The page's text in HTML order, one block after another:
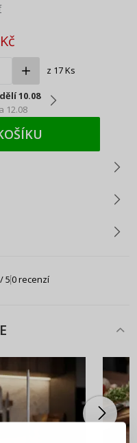
Kč
z 17 Ks
10.08
12.08
/ 50 recenzí
REGISTRACE